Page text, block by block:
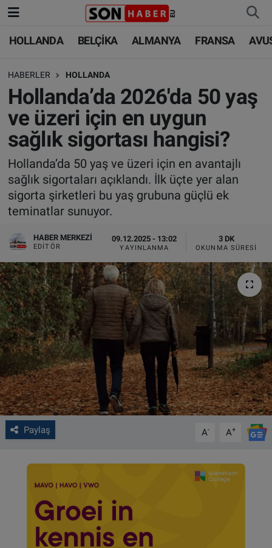
HOLLANDA BELÇİKA ALMANYA FRANSA
HABERLER HOLLANDA
Hollanda’da 2026'da 50 yaş
ve üzeri için en uygun
sağlık sigortası hangisi?
Hollanda’da 50 yaş ve üzeri için en avantajlı
sağlık sigortaları açıklandı. İlk üçte yer alan
sigorta şirketleri bu yaş grubuna güçlü ek
teminatlar sunuyor.
HABER MERKEZI
EDITÖR
09.12.2025 - 13:02
YAYINLANMA
3 DK
OKUNMA SÜRESI
Paylaş A- A+
HOLLANDA
BELÇİKA
ALMANYA
FRANSA
AVUSTURYA
SAĞLIK - YAŞAM
BİLİM-TEKNOLOJİ
HOLLANDA
BELÇİKA
ALMANYA
TÜRKİYE
DÜNYA
BİLİM-TEKNOLOJİ
SAĞLIK
FOTO GALERİ
VIDEO GALERİ
ALGEMENE VOORWAARDEN
CONTACT
Çerez Politikası
Nöbetçi Eczaneler
Hava Durumu
Trafik Durumu
Süper Lig Puan Durumu ve Fikstür
Tüm Manşetler
Son Dakika Haberleri
Haber Arşivi